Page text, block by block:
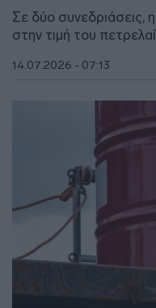
Σε δύο συνεδριάσεις,
στην τιμή του
14.07.2026 - 07:13